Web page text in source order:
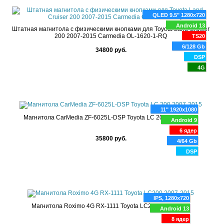
QLED 9.5" 1280x720
Android 13
TS20
6/128 Gb
DSP
4G
Штатная магнитола с физическими кнопками для Toyota Land Cruiser
200 2007-2015 Carmedia OL-1620-1-RQ
34800 руб.
11" 1920x1080
Android 9
6 ядер
4/64 Gb
DSP
Магнитола CarMedia ZF-6025L-DSP Toyota LC 200 2007-2015
35800 руб.
IPS, 1280x720
Android 13
8 ядер
Магнитола Roximo 4G RX-1111 Toyota LC200 2007-2015